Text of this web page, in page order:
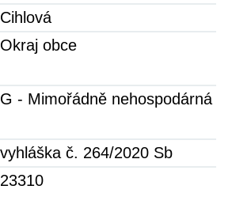
Cihlová
Okraj obce
G - Mimořádně nehospodárná
vyhláška č. 264/2020 Sb
23310